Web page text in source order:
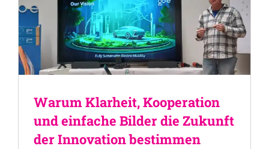
Warum Klarheit, Kooperation
und einfache Bilder die Zukunft
der Innovation bestimmen